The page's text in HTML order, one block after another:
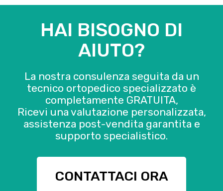
HAI BISOGNO DI
AIUTO?
La nostra consulenza seguita da un
tecnico ortopedico specializzato è
completamente GRATUITA,
Ricevi una valutazione personalizzata,
assistenza post-vendita garantita e
supporto specialistico.
CONTATTACI ORA